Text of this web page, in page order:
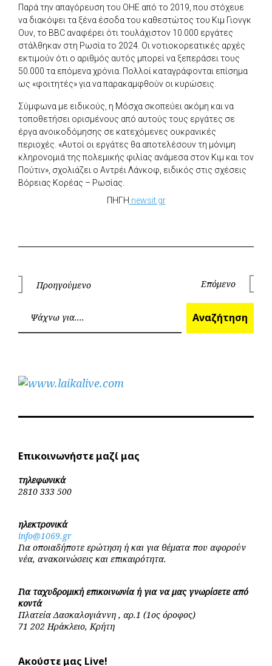
Παρά την απαγόρευση του ΟΗΕ από το 2019, που στόχευε
να διακόψει τα ξένα έσοδα του καθεστώτος του Κιμ Γιονγκ
Ουν, το BBC αναφέρει ότι τουλάχιστον 10.000 εργάτες
στάλθηκαν στη Ρωσία το 2024. Οι νοτιοκορεατικές αρχές
εκτιμούν ότι ο αριθμός αυτός μπορεί να ξεπεράσει τους
50.000 τα επόμενα χρόνια. Πολλοί καταγράφονται επίσημα
ως «φοιτητές» για να παρακαμφθούν οι κυρώσεις.
Σύμφωνα με ειδικούς, η Μόσχα σκοπεύει ακόμη και να
τοποθετήσει ορισμένους από αυτούς τους εργάτες σε
έργα ανοικοδόμησης σε κατεχόμενες ουκρανικές
περιοχές. «Αυτοί οι εργάτες θα αποτελέσουν τη μόνιμη
κληρονομιά της πολεμικής φιλίας ανάμεσα στον Κιμ και τον
Πούτιν», σχολιάζει ο Αντρέι Λάνκοφ, ειδικός στις σχέσεις
Βόρειας Κορέας – Ρωσίας.
ΠΗΓΗ newsit.gr
Πλοήγηση
άρθρων
Προηγούμενο Επόμενο
Αναζήτηση
Επικοινωνήστε μαζί μας
τηλεφωνικά
2810 333 500
ηλεκτρονικά
info@1069.gr
Για οποιαδήποτε ερώτηση ή και για θέματα που αφορούν
νέα, ανακοινώσεις και επικαιρότητα.
Για ταχυδρομική επικοινωνία ή για να μας γνωρίσετε από
κοντά
Πλατεία Δασκαλογιάννη , αρ.1 (1ος όροφος)
71 202 Ηράκλειο, Κρήτη
Ακούστε μας Live!